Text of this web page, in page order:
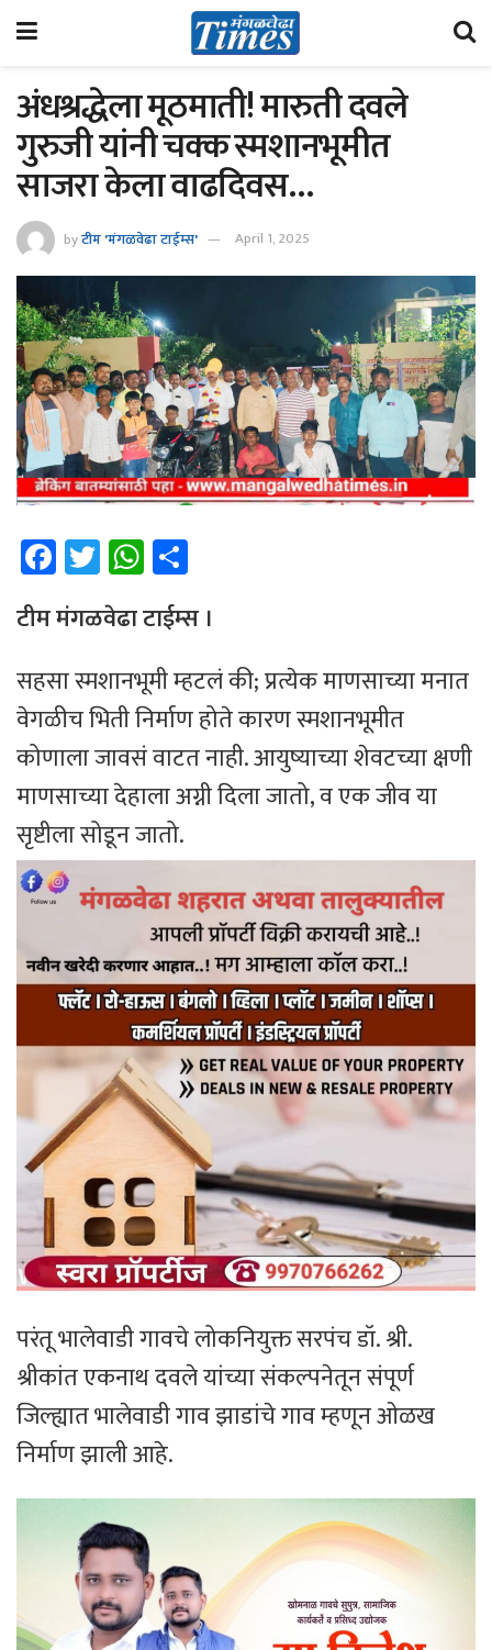
अंधश्रद्धेला मूठमाती! मारुती दवले
गुरुजी यांनी चक्क स्मशानभूमीत
साजरा केला वाढदिवस…
byटीम 'मंगळवेढा टाईम्स' April 1, 2025
Fa
ce
b
o
ok
T
wi
tt
er
W
h
at
sA
p
p
e
टीम मंगळवेढा टाईम्स ।
सहसा स्मशानभूमी म्हटलं की; प्रत्येक माणसाच्या मनात
वेगळीच भिती निर्माण होते कारण स्मशानभूमीत
कोणाला जावसं वाटत नाही. आयुष्याच्या शेवटच्या क्षणी
माणसाच्या देहाला अग्नी दिला जातो, व एक जीव या
सृष्टीला सोडून जातो.
परंतू भालेवाडी गावचे लोकनियुक्त सरपंच डॉ. श्री.
श्रीकांत एकनाथ दवले यांच्या संकल्पनेतून संपूर्ण
जिल्ह्यात भालेवाडी गाव झाडांचे गाव म्हणून ओळख
निर्माण झाली आहे.